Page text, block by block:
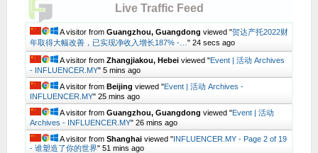
Live Traffic Feed
A visitor from Guangzhou, Guangdong viewed "贺达产托2022财
年取得大幅改善，已实现净收入增长187% -… " 25 secs ago
A visitor from Zhangjiakou, Hebei viewed "Event | 活动 Archives
- INFLUENCER.MY" 5 mins ago
A visitor from Beijing viewed "Event | 活动 Archives -
INFLUENCER.MY" 25 mins ago
A visitor from Guangzhou, Guangdong viewed "Event | 活动
Archives - INFLUENCER.MY" 26 mins ago
A visitor from Shanghai viewed "INFLUENCER.MY - Page 2 of 19
- 谁塑造了你的世界" 51 mins ago